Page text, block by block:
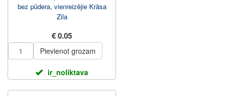
bez pūdera, vienreizējie Krāsa
Zila
€ 0.05
Pievienot grozam
ir_noliktava